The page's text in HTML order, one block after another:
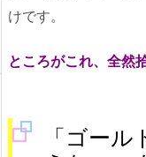
けです。
ところがこれ、全然
「ゴー